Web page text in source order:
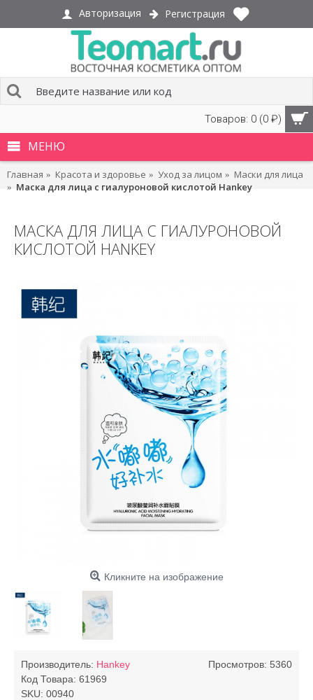
Авторизация Регистрация
Товаров: 0 (0 ₽)
МЕНЮ
Главная Красота и здоровье Уход за лицом
Маски для лица
Маска для лица с гиалуроновой кислотой Hankey
МАСКА ДЛЯ ЛИЦА С ГИАЛУРОНОВОЙ
КИСЛОТОЙ HANKEY
Кликните на изображение
Просмотров: 5360
Производитель: Hankey
Код Товара: 61969
SKU: 00940